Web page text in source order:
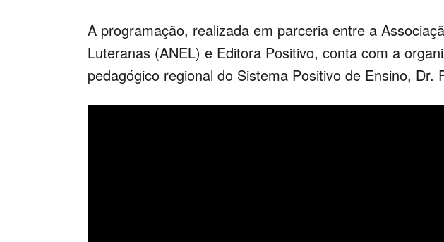
A programação, realizada em parceria entre a
Luteranas (ANEL) e Editora Positivo, conta com a
pedagógico regional do Sistema Positivo de Ensino, Dr.